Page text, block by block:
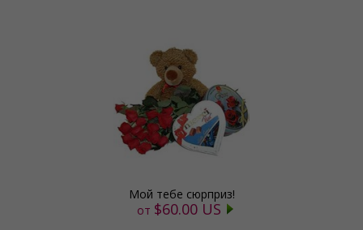
Мой тебе сюрприз!
от $60.00 US